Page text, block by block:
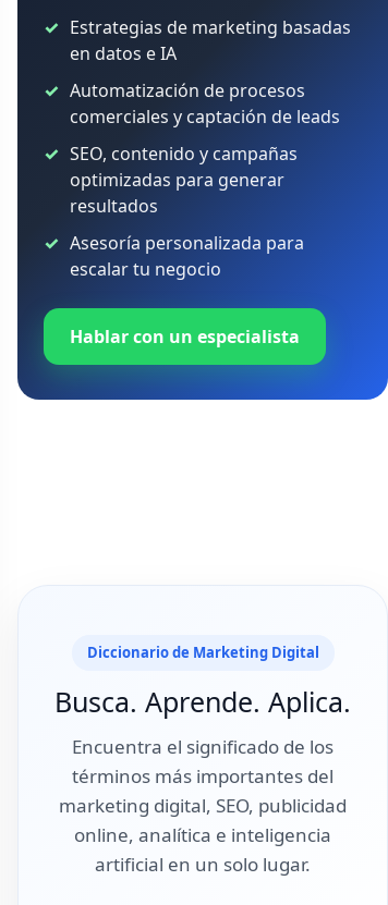
Estrategias de marketing basadas
en datos e IA
Automatización de procesos
comerciales y captación de leads
SEO, contenido y campañas
optimizadas para generar
resultados
Asesoría personalizada para
escalar tu negocio
Hablar con un especialista
Diccionario de Marketing Digital
Busca. Aprende. Aplica.
Encuentra el significado de los
términos más importantes del
marketing digital, SEO, publicidad
online, analítica e inteligencia
artificial en un solo lugar.